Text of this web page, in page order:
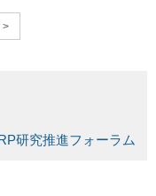
>
研究推進フォーラム